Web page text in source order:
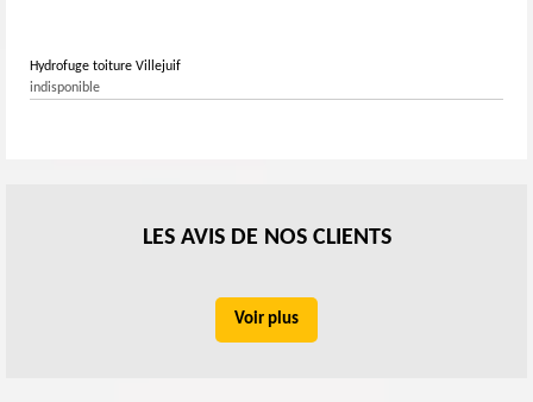
Hydrofuge toiture Villejuif
indisponible
LES AVIS DE NOS CLIENTS
Voir plus